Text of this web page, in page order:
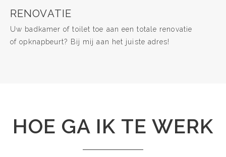
RENOVATIE
Uw badkamer of toilet toe aan een totale renovatie
of opknapbeurt? Bij mij aan het juiste adres!
HOE GA IK TE WERK